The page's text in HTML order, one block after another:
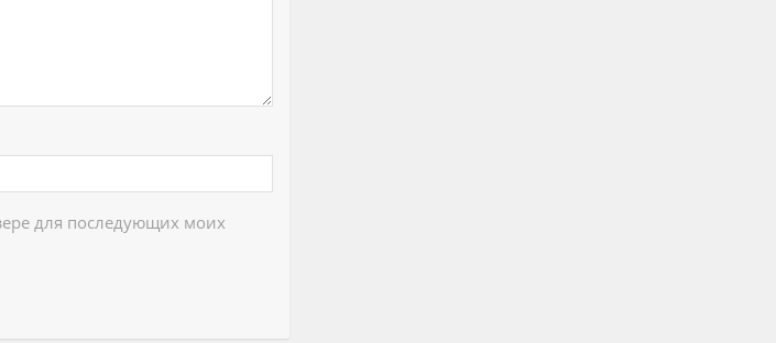
для последующих моих